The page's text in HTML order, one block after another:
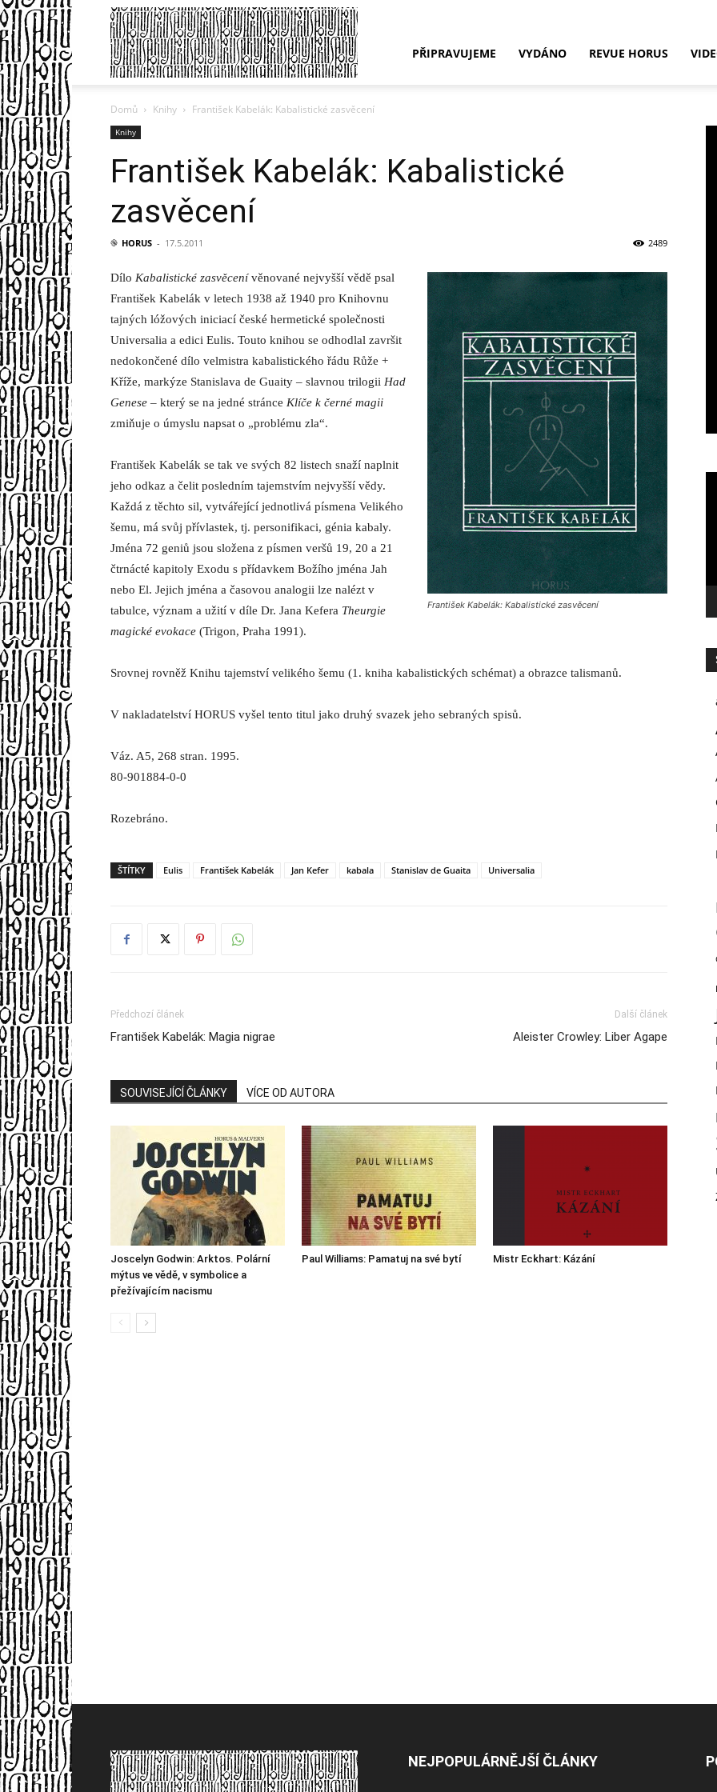
Nakladatelství
PŘIPRAVUJEME VYDÁNO REVUE HORUS
Domů Knihy František Kabelák: Kabalistické zasvěcení
Knihy
František Kabelák: Kabalistické
zasvěcení
֎ HORUS - 17.5.2011 2489
František Kabelák: Kabalistické zasvěcení
Dílo Kabalistické zasvěcenívěnované nejvyšší vědě psal
František Kabelák v letech 1938 až 1940 pro Knihovnu
tajných lóžových iniciací české hermetické společnosti
Universalia a edici Eulis. Touto knihou se odhodlal završit
nedokončené dílo velmistra kabalistického řádu Růže +
Kříže, markýze Stanislava de Guaity – slavnou trilogii Had
Genese – který se na jedné stránce Klíče k černé magii
zmiňuje o úmyslu napsat o „problému zla“.
František Kabelák se tak ve svých 82 listech snaží naplnit
jeho odkaz a čelit posledním tajemstvím nejvyšší vědy.
Každá z těchto sil, vytvářející jednotlivá písmena Velikého
šemu, má svůj přívlastek, tj. personifikaci, génia kabaly.
Jména 72 geniů jsou složena z písmen veršů 19, 20 a 21
čtrnácté kapitoly Exodu s přídavkem Božího jména Jah
nebo El. Jejich jména a časovou analogii lze nalézt v
tabulce, význam a užití v díle Dr. Jana Kefera Theurgie
magické evokace (Trigon, Praha 1991).
Srovnej rovněž Knihu tajemství velikého šemu (1. kniha kabalistických schémat) a obrazce talismanů.
V nakladatelství HORUS vyšel tento titul jako druhý svazek jeho sebraných spisů.
Váz. A5, 268 stran. 1995.
80-901884-0-0
Rozebráno.
ŠTÍTKY Eulis František Kabelák Jan Kefer kabala Stanislav de Guaita Universalia
Předchozí článek
František Kabelák: Magia nigrae
Další článek
Aleister Crowley: Liber Agape
SOUVISEJÍCÍ ČLÁNKY VÍCE OD AUTORA
Joscelyn Godwin: Arktos. Polární
mýtus ve vědě, v symbolice a
přežívajícím nacismu
Paul Williams: Pamatuj na své bytí Mistr Eckhart: Kázání
PŘIPRAVUJEME
Připravujeme II.
16.5.2026
NEJPOPULÁRNĚJŠÍ ČLÁNKY